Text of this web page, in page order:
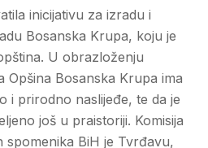
inicijativu za izradu i
Bosanska Krupa, koju je
U obrazloženju
Opšina Bosanska Krupa ima
i prirodno naslijeđe, te da je
još u praistoriji. Komisija
spomenika BiH je Tvrđavu,